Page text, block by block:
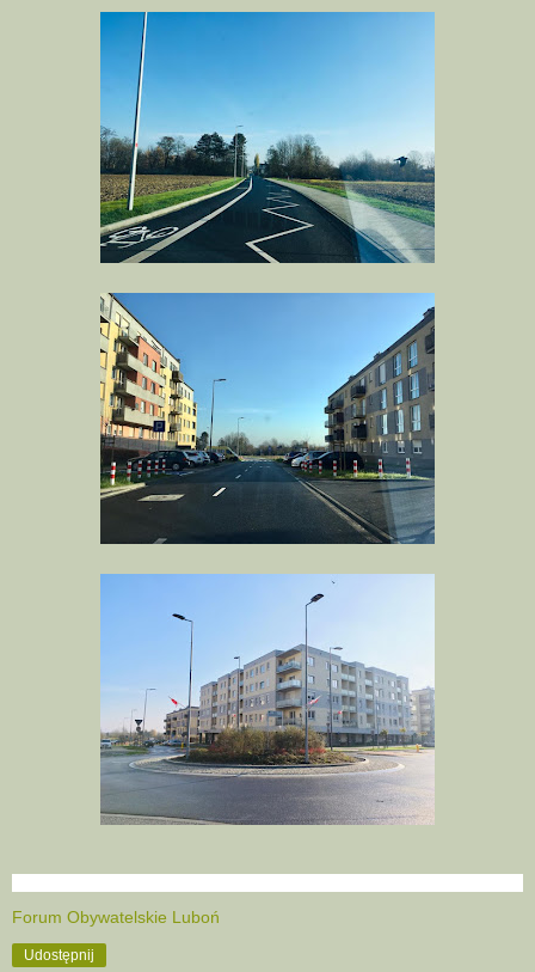
Forum Obywatelskie Luboń
Udostępnij